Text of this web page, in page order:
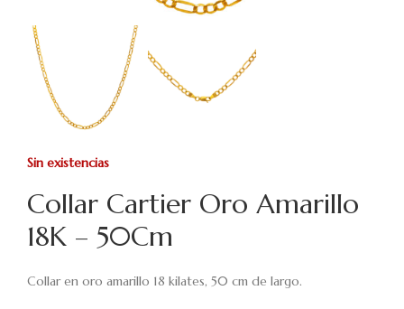
Collar Cartier Oro Amarillo
18K – 50Cm
Collar en oro amarillo 18 kilates, 50 cm de largo.
Sin existencias